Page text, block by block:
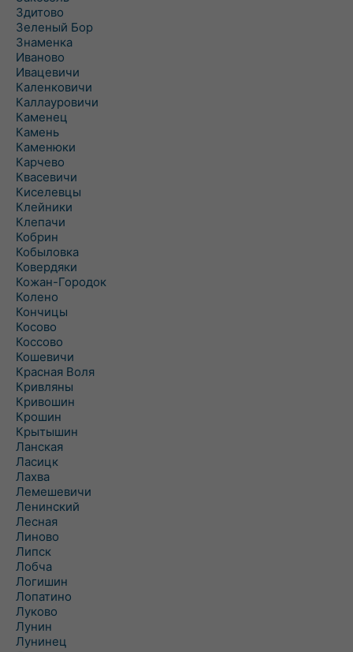
Здитово
Зеленый Бор
Знаменка
Иваново
Ивацевичи
Каленковичи
Каллауровичи
Каменец
Камень
Каменюки
Карчево
Квасевичи
Киселевцы
Клейники
Клепачи
Кобрин
Кобыловка
Ковердяки
Кожан-Городок
Колено
Кончицы
Косово
Коссово
Кошевичи
Красная Воля
Кривляны
Кривошин
Крошин
Крытышин
Ланская
Ласицк
Лахва
Лемешевичи
Ленинский
Лесная
Линово
Липск
Лобча
Логишин
Лопатино
Луково
Лунин
Лунинец